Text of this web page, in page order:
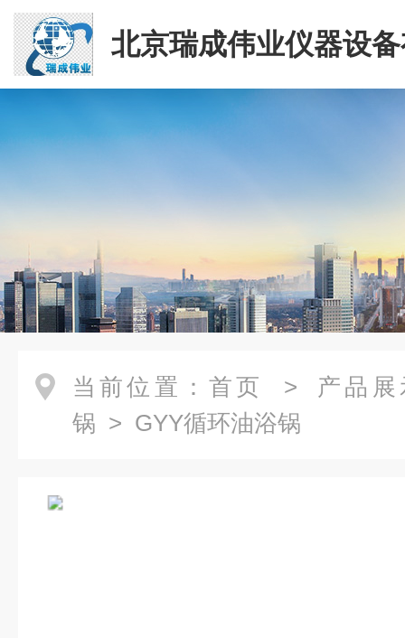
北京瑞成伟业仪器设
司
当前位置： 首页 > 产品展
锅 > GYY循环油浴锅